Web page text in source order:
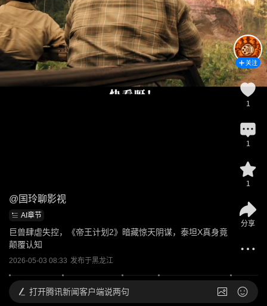
@ 国玲聊影视
AI章节
巨兽肆虐失控，《帝王计划2》暗藏惊天阴谋，泰坦X真身竟
颠覆认知
2026-05-03 08:33 发布于黑龙江
关注
1
1
1
分享
打开腾讯新闻客户端说两句